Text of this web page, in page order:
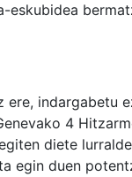
indargabetu
4
diete
egin duen